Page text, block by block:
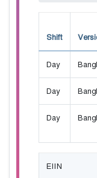
Shift
Day
Day
Day
EIIN